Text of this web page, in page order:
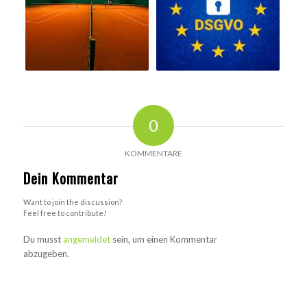
0
KOMMENTARE
Dein Kommentar
Want to join the discussion?
Feel free to contribute!
Du musstangemeldetsein, um einen Kommentar
abzugeben.